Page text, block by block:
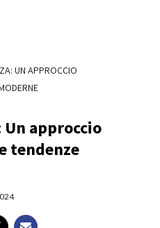
UN APPROCCIO
approccio
tendenze